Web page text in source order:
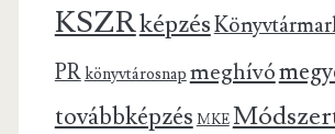
KSZRképzés
PRkönyvtárosnap meghívó
továbbképzés MKE